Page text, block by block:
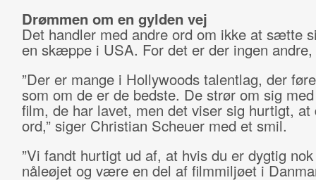
Drømmen om en gylden vej
Det handler med andre ord om ikke at sætte
en skæppe i USA. For det er der ingen andre,
”Der er mange i Hollywoods talentlag, der
som om de er de bedste. De strør om sig
film, de har lavet, men det viser sig hurtigt, at
ord,” siger Christian Scheuer med et smil.
”Vi fandt hurtigt ud af, at hvis du er dygtig
nåleøjet og være en del af filmmiljøet i